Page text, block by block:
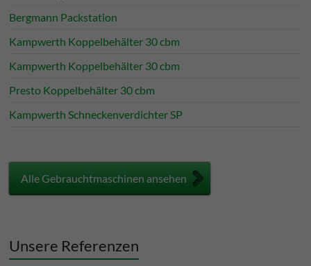
Bergmann Packstation
Kampwerth Koppelbehälter 30 cbm
Kampwerth Koppelbehälter 30 cbm
Presto Koppelbehälter 30 cbm
Kampwerth Schneckenverdichter SP
Alle Gebrauchtmaschinen ansehen
Unsere Referenzen